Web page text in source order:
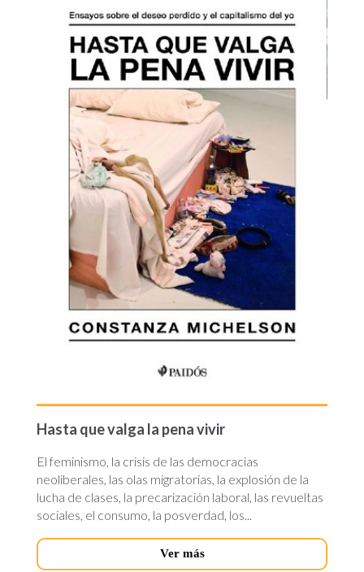
que-
valga.jpg
Hasta que valga la pena vivir
El feminismo, la crisis de las democracias
neoliberales, las olas migratorias, la explosión de la
lucha de clases, la precarización laboral, las revueltas
sociales, el consumo, la posverdad, los...
Ver más